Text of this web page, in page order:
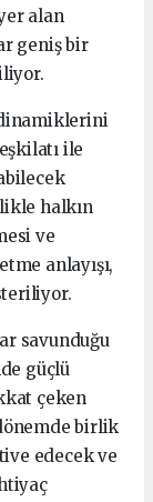
alan
geniş bir
ile
halkın
ve
anlayışı,
savunduğu
güçlü
çeken
birlik
edecek ve